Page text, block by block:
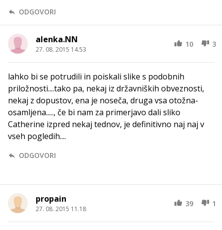
ODGOVORI
alenka.NN
27. 08. 2015 14.53
10 3
lahko bi se potrudili in poiskali slike s podobnih
priložnosti....tako pa, nekaj iz državniških obveznosti,
nekaj z dopustov, ena je noseča, druga vsa otožna-
osamljena....., če bi nam za primerjavo dali sliko
Catherine izpred nekaj tednov, je definitivno naj naj v
vseh pogledih....
ODGOVORI
propain
27. 08. 2015 11.18
39 1